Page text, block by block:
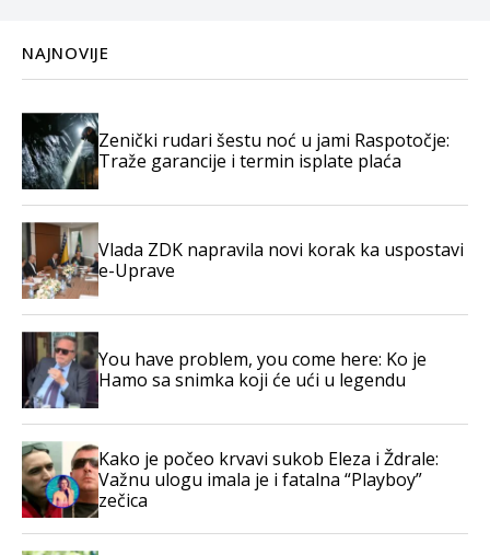
NAJNOVIJE
Zenički rudari šestu noć u jami Raspotočje:
Traže garancije i termin isplate plaća
Vlada ZDK napravila novi korak ka uspostavi
e-Uprave
You have problem, you come here: Ko je
Hamo sa snimka koji će ući u legendu
Kako je počeo krvavi sukob Eleza i Ždrale:
Važnu ulogu imala je i fatalna “Playboy”
zečica